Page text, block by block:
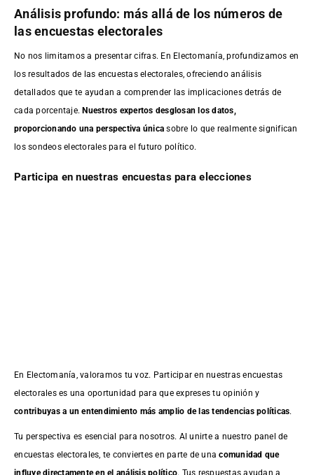
Análisis profundo: más allá de los números de
las encuestas electorales
No nos limitamos a presentar cifras. En Electomanía, profundizamos en
los resultados de las encuestas electorales, ofreciendo análisis
detallados que te ayudan a comprender las implicaciones detrás de
cada porcentaje.Nuestros expertos desglosan los datos,
proporcionando una perspectiva única sobre lo que realmente significan
los sondeos electorales para el futuro político.
Participa en nuestras encuestas para elecciones
En Electomanía, valoramos tu voz. Participar en nuestras encuestas
electorales es una oportunidad para que expreses tu opinión y
contribuyas a un entendimiento más amplio de las tendencias políticas.
Tu perspectiva es esencial para nosotros. Al unirte a nuestro panel de
encuestas electorales, te conviertes en parte de unacomunidad que
influye directamente en el análisis político. Tus respuestas ayudan a